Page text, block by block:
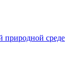
природной среде